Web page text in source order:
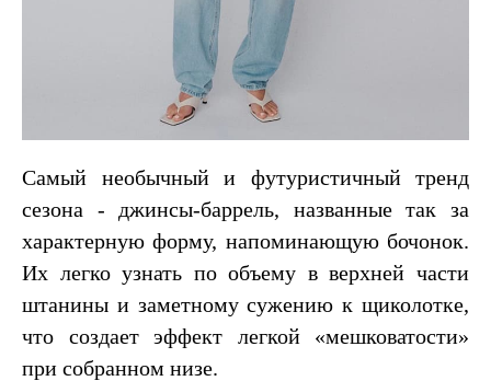
Самый необычный и футуристичный тренд
сезона - джинсы-баррель, названные так за
характерную форму, напоминающую бочонок.
Их легко узнать по объему в верхней части
штанины и заметному сужению к щиколотке,
что создает эффект легкой «мешковатости»
при собранном низе.